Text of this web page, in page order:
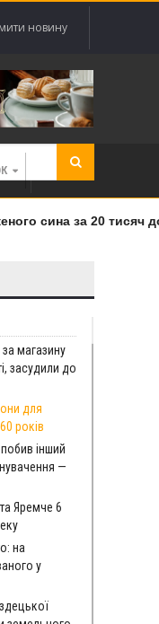
новину
сина за 20 тисяч
магазину
засудили до
для
років
інший
—
Яремче 6
на
у